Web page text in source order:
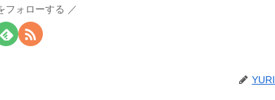
フォローする
YURI